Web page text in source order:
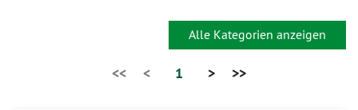
Alle Kategorien anzeigen
<< < 1 > >>